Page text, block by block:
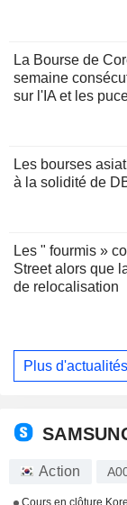
La Bourse de
semaine
sur l'IA et les
Les bourses
à la solidité de
Les " fourmis »
Street alors que
de relocalisation
Plus d'actualités
Action
Cours en clôture